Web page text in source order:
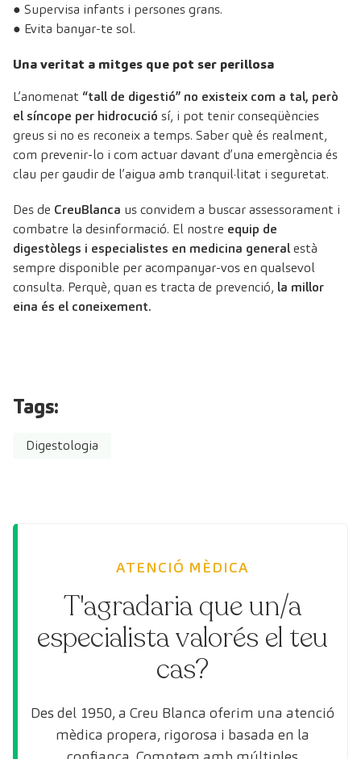
● Supervisa infants i persones grans.
● Evita banyar-te sol.
Una veritat a mitges que pot ser perillosa
L’anomenat “tall de digestió” no existeix com a tal, però
el síncope per hidrocució sí, i pot tenir conseqüències
greus si no es reconeix a temps. Saber què és realment,
com prevenir-lo i com actuar davant d’una emergència és
clau per gaudir de l’aigua amb tranquil·litat i seguretat.
Des de CreuBlanca us convidem a buscar assessorament i
combatre la desinformació. El nostre equip de
digestòlegs i especialistes en medicina generalestà
sempre disponible per acompanyar-vos en qualsevol
consulta. Perquè, quan es tracta de prevenció, la millor
eina és el coneixement.
Tags:
Digestologia
ATENCIÓ MÈDICA
T'agradaria que un/a
especialista valorés el teu
cas?
Des del 1950, a Creu Blanca oferim una atenció
mèdica propera, rigorosa i basada en la